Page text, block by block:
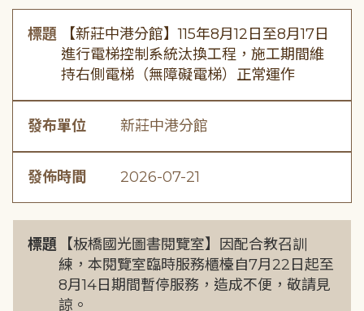
標題
【新莊中港分館】115年8月12日至8月17日
進行電梯控制系統汰換工程，施工期間維
持右側電梯（無障礙電梯）正常運作
發布單位 新莊中港分館
發佈時間 2026-07-21
標題
【板橋國光圖書閱覽室】因配合教召訓
練，本閱覽室臨時服務櫃檯自7月22日起至
8月14日期間暫停服務，造成不便，敬請見
諒。